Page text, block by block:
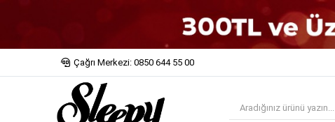
Çağrı Merkezi: 0850 644 55 00